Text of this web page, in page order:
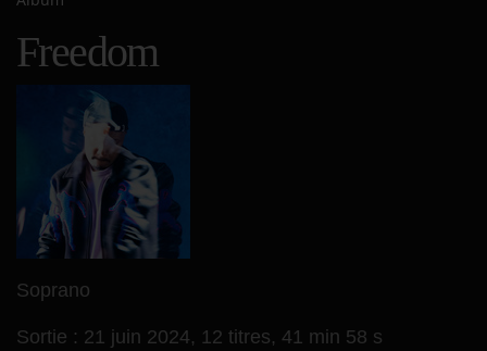
Freedom
Soprano
Sortie : 21 juin 2024, 12 titres, 41 min 58 s